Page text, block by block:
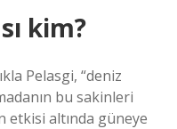
kim?
Pelasgi, “deniz
bu sakinleri
etkisi altında güneye